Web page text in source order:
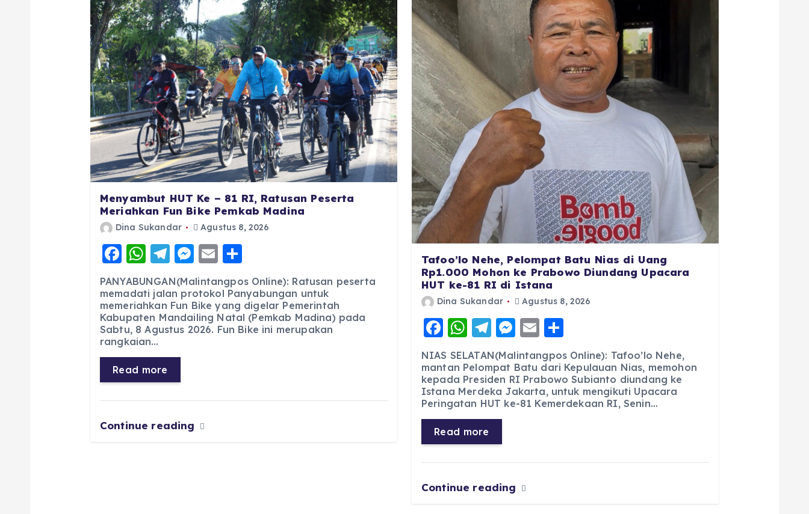
Menyambut HUT Ke – 81 RI, Ratusan Peserta
Meriahkan Fun Bike Pemkab Madina
Dina Sukandar Agustus 8, 2026
F
a
c
e
b
o
o
k
W
h
a
ts
A
p
p
T
el
e
g
r
M
e
ss
e
n
E
ai
l
h
a
re
PANYABUNGAN(Malintangpos Online): Ratusan peserta
memadati jalan protokol Panyabungan untuk
memeriahkan Fun Bike yang digelar Pemerintah
Kabupaten Mandailing Natal (Pemkab Madina) pada
Sabtu, 8 Agustus 2026. Fun Bike ini merupakan
rangkaian…
Read more
Continue reading
Tafoo’lo Nehe, Pelompat Batu Nias di Uang
Rp1.000 Mohon ke Prabowo Diundang Upacara
HUT ke-81 RI di Istana
Dina Sukandar Agustus 8, 2026
F
a
c
e
b
o
o
k
W
h
a
ts
A
p
p
T
el
e
g
r
a
m
M
e
ss
e
n
E
m
ai
l
h
a
re
NIAS SELATAN(Malintangpos Online): Tafoo’lo Nehe,
mantan Pelompat Batu dari Kepulauan Nias, memohon
kepada Presiden RI Prabowo Subianto diundang ke
Istana Merdeka Jakarta, untuk mengikuti Upacara
Peringatan HUT ke-81 Kemerdekaan RI, Senin…
Read more
Continue reading